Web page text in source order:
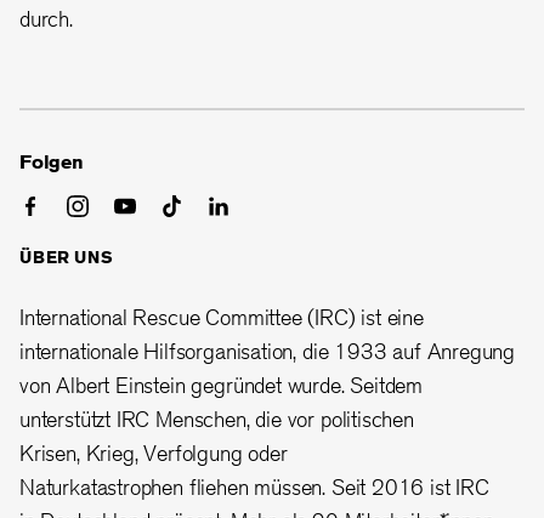
durch.
Folgen
ÜBER UNS
International Rescue Committee (IRC) ist eine
internationale Hilfsorganisation, die 1933 auf Anregung
von Albert Einstein gegründet wurde. Seitdem
unterstützt IRC Menschen, die vor politischen
Krisen, Krieg, Verfolgung oder
Naturkatastrophen fliehen müssen. Seit 2016 ist IRC